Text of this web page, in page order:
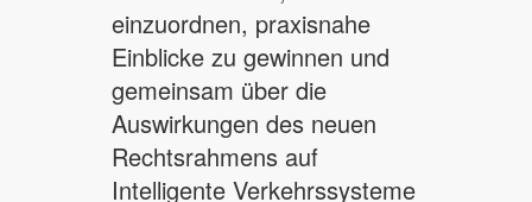
einzuordnen, praxisnahe
Einblicke zu gewinnen und
gemeinsam über die
Auswirkungen des neuen
Rechtsrahmens auf
Intelligente Verkehrssysteme